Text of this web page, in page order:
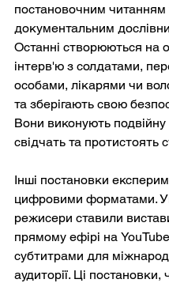
постановочним читанням
документальним
Останні створюються на
інтерв'ю з солдатами,
особами, лікарями чи
та зберігають свою
Вони виконують
свідчать та протистоять
Інші постановки
цифровими форматами.
режисери ставили
прямому ефірі на
субтитрами для
аудиторії. Ці постановки,